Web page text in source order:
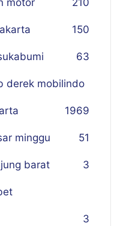
motor 210
150
63
derek mobilindo
69
19
minggu 51
barat 3
3